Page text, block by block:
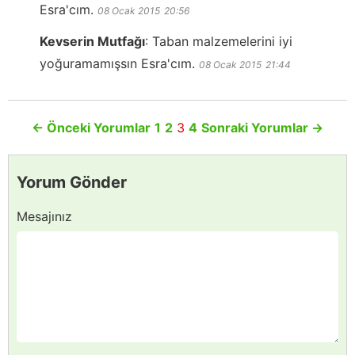
Esra'cım. 08 Ocak 2015 20:56
Kevserin Mutfağı: Taban malzemelerini iyi
yoğuramamışsın Esra'cım. 08 Ocak 2015 21:44
← Önceki Yorumlar 1 2 3 4 Sonraki Yorumlar →
Yorum Gönder
Mesajınız